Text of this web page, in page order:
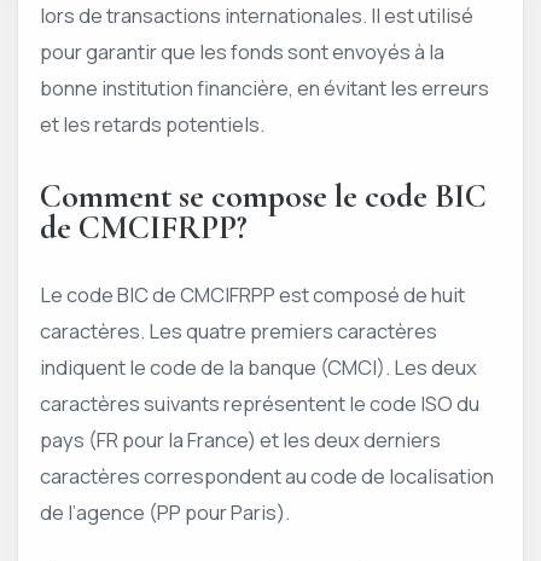
lors de transactions internationales. Il est utilisé
pour garantir que les fonds sont envoyés à la
bonne institution financière, en évitant les erreurs
et les retards potentiels.
Comment se compose le code BIC
de CMCIFRPP?
Le code BIC de CMCIFRPP est composé de huit
caractères. Les quatre premiers caractères
indiquent le code de la banque (CMCI). Les deux
caractères suivants représentent le code ISO du
pays (FR pour la France) et les deux derniers
caractères correspondent au code de localisation
de l’agence (PP pour Paris).